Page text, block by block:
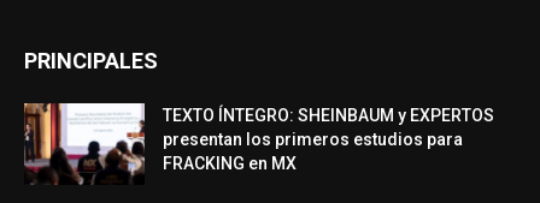
PRINCIPALES
TEXTO ÍNTEGRO: SHEINBAUM y EXPERTOS
presentan los primeros estudios para
FRACKING en MX